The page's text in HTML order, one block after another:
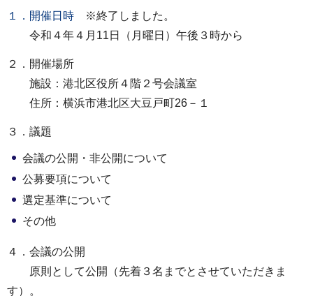
１．開催日時 ※終了しました。
令和４年４月11日（月曜日）午後３時から
２．開催場所
施設：港北区役所４階２号会議室
住所：横浜市港北区大豆戸町26－１
３．議題
会議の公開・非公開について
公募要項について
選定基準について
その他
４．会議の公開
原則として公開（先着３名までとさせていただきま
す）。